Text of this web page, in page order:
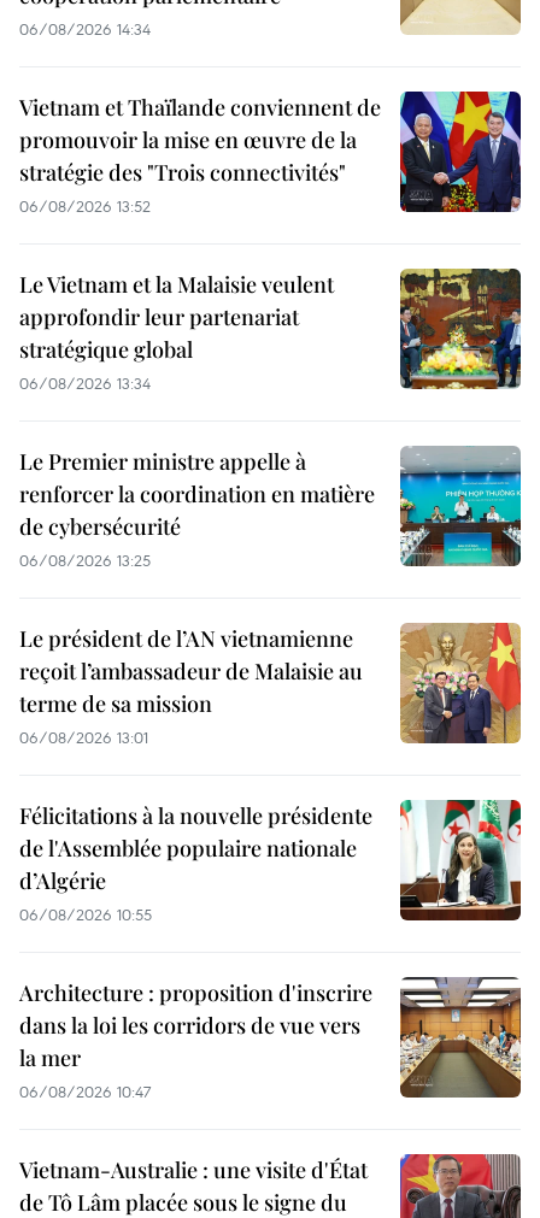
06/08/2026 14:34
Vietnam et Thaïlande conviennent de
promouvoir la mise en œuvre de la
stratégie des "Trois connectivités"
06/08/2026 13:52
Le Vietnam et la Malaisie veulent
approfondir leur partenariat
stratégique global
06/08/2026 13:34
Le Premier ministre appelle à
renforcer la coordination en matière
de cybersécurité
06/08/2026 13:25
Le président de l’AN vietnamienne
reçoit l’ambassadeur de Malaisie au
terme de sa mission
06/08/2026 13:01
Félicitations à la nouvelle présidente
de l'Assemblée populaire nationale
d’Algérie
06/08/2026 10:55
Architecture : proposition d'inscrire
dans la loi les corridors de vue vers
la mer
06/08/2026 10:47
Vietnam-Australie : une visite d'État
de Tô Lâm placée sous le signe du